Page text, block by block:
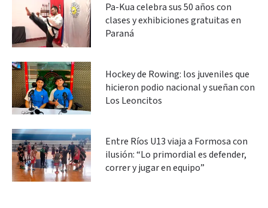
Pa-Kua celebra sus 50 años con
clases y exhibiciones gratuitas en
Paraná
Hockey de Rowing: los juveniles que
hicieron podio nacional y sueñan con
Los Leoncitos
Entre Ríos U13 viaja a Formosa con
ilusión: “Lo primordial es defender,
correr y jugar en equipo”